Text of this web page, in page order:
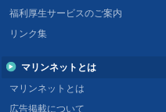
福利厚生サービスのご案内
リンク集
マリンネットとは
マリンネットとは
広告掲載について